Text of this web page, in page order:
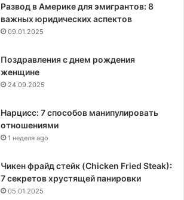
Развод в Америке для эмигрантов: 8
важных юридических аспектов
09.01.2025
Поздравления с днем рождения
женщине
24.09.2025
Нарцисс: 7 способов манипулировать
отношениями
1 неделя ago
Чикен фрайд стейк (Chicken Fried Steak):
7 секретов хрустящей панировки
05.01.2025